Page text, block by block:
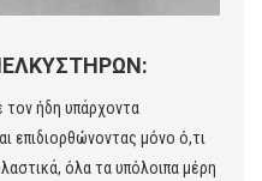
τον ήδη υπάρχοντα
επιδιορθώνοντας μόνο ό,τι
όλα τα υπόλοιπα μέρη